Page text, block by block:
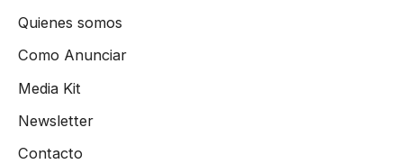
Quienes somos
Como Anunciar
Media Kit
Newsletter
Contacto